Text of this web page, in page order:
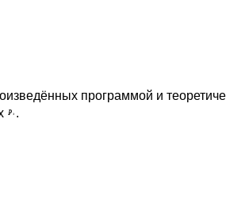
программой и
.